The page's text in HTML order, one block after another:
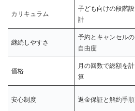
カリキュラム
子ども向けの段階設
計
継続しやすさ
予約とキャンセルの
自由度
価格
月の回数で総額を計
算
安心制度 返金保証と解約手順